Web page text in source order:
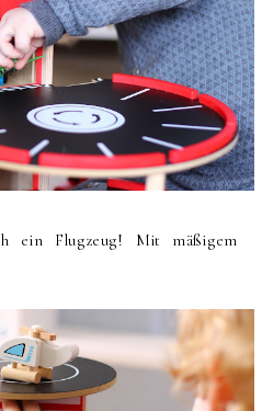
ein Flugzeug! Mit mäßigem